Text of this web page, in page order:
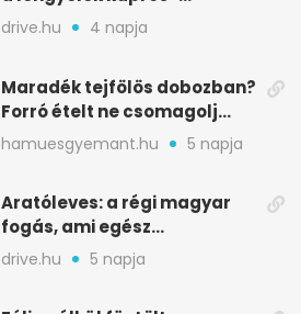
savanykás levese
drive.hu 4 napja
Maradék tejfölös dobozban?
Forró ételt ne csomagolj
ilyen tégelybe
hamuesgyemant.hu 5 napja
Aratóleves: a régi magyar
fogás, ami egész
csapatokat jóllakatott
drive.hu 5 napja